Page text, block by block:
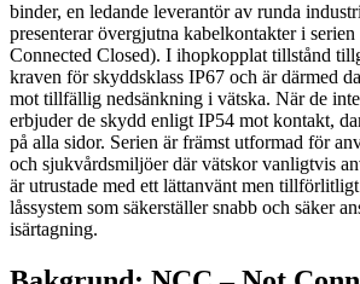
binder, en ledande leverantör av runda
presenterar övergjutna kabelkontakter i
Connected Closed). I ihopkopplat tillstånd
kraven för skyddsklass IP67 och är därmed
mot tillfällig nedsänkning i vätska. När de
erbjuder de skydd enligt IP54 mot kontakt,
på alla sidor. Serien är främst utformad för
och sjukvårdsmiljöer där vätskor vanligtvis
är utrustade med ett lättanvänt men
låssystem som säkerställer snabb och säker
isärtagning.